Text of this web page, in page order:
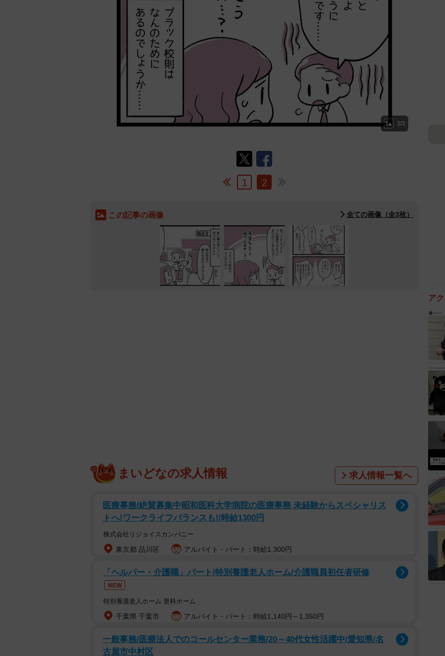
3/3
1 2
この記事の画像 全ての画像（全3枚）
まいどなの求人情報 求人情報一覧へ
医療事務/絶賛募集中昭和医科大学病院の医療事務 未経験からスペシャリス
トへ!ワークライフバランスも!/時給1300円
株式会社リジョイスカンパニー
東京都 品川区 アルバイト・パート：時給1,300円
「ヘルパー・介護職」パート/特別養護老人ホーム/介護職員初任者研修
NEW
特別養護老人ホーム 更科ホーム
千葉県 千葉市 アルバイト・パート：時給1,140円～1,350円
一般事務/医療法人でのコールセンター業務/20～40代女性活躍中/愛知県/名
古屋市中村区
ア